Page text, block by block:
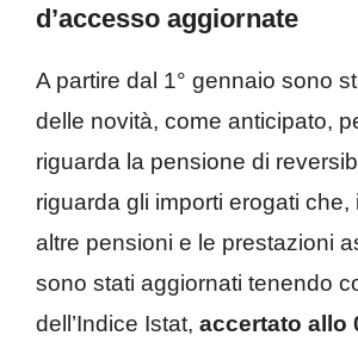
d’accesso aggiornate
A partire dal 1° gennaio sono
delle novità, come anticipato,
riguarda la pensione di
riguarda gli importi erogati che,
altre pensioni e le prestazioni
sono stati aggiornati tenendo
dell’Indice Istat, accertato allo